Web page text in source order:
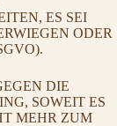
ES SEI
ODER
DIE
SOWEIT ES
MEHR ZUM